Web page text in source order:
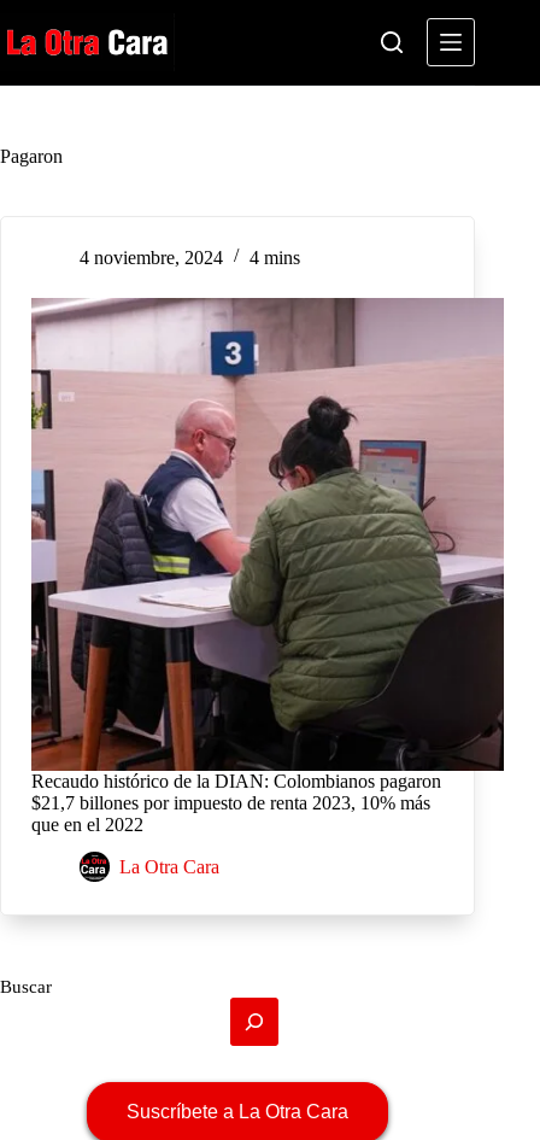
al
contenido
Pagaron
4 noviembre, 2024 4 mins
Recaudo histórico de la DIAN: Colombianos pagaron
$21,7 billones por impuesto de renta 2023, 10% más
que en el 2022
La Otra Cara
Buscar
Suscríbete a La Otra Cara